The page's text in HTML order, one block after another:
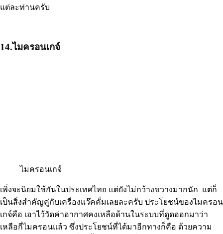
แต่ละท่านครับ
14.ไมครอนเกจ์
ไมครอนเกจ์
เพิ่งจะนิยมใช้กันในประเทศไทย แต่ยังไม่กว้างขวางมากนัก แต่ก็
เป็นสิ่งสำคัญคู่กับเครื่องแว๊คคั่มเลยละครับ ประโยชน์ของไมครอน
เกจ์คือ เอาไว้วัดค่าอากาศคงเหลือด้านในระบบที่ดูดออกมาว่า
เหลือกี่ไมครอนแล้ว ซึ่งประโยชน์ที่ได้มาอีกทางก็คือ ด้วยความ